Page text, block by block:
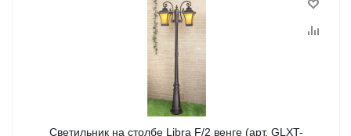
Светильник на столбе Libra F/2 венге (арт. GLXT-